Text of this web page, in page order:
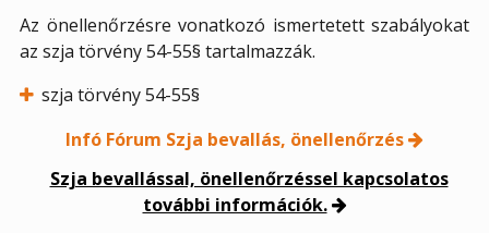
Az önellenőrzésre vonatkozó ismertetett szabályokat
az szja törvény 54-55§ tartalmazzák.
szja törvény 54-55§
Infó Fórum Szja bevallás, önellenőrzés
Szja bevallással, önellenőrzéssel kapcsolatos
további információk.